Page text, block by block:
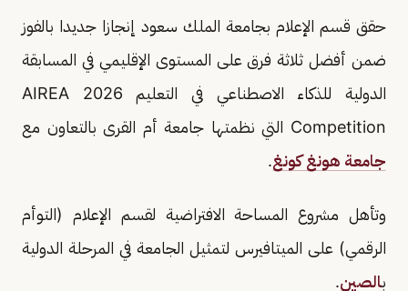
حقق قسم الإعلام بجامعة الملك سعود إنجازا جديدا بالفوز
ضمن أفضل ثلاثة فرق على المستوى الإقليمي في المسابقة
الدولية للذكاء الاصطناعي في التعليم 2026 AIREA
Competition التي نظمتها جامعة أم القرى بالتعاون مع
جامعة هونغ كونغ.
وتأهل مشروع المساحة الافتراضية لقسم الإعلام (التوأم
الرقمي) على الميتافيرس لتمثيل الجامعة في المرحلة الدولية
بالصين.